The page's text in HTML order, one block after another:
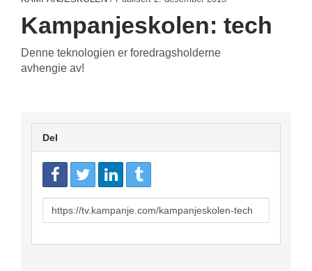
Kampanjeskolen: tech
Denne teknologien er foredragsholderne
avhengie av!
Del
URL
to